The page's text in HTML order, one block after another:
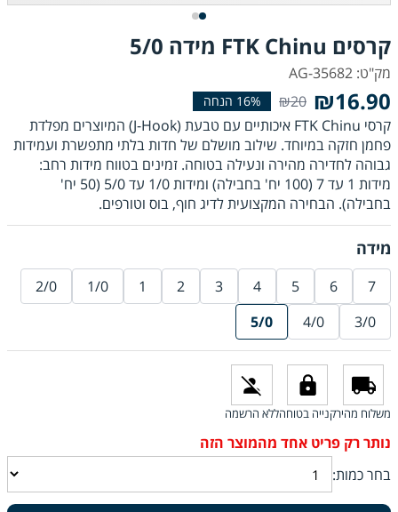
קרסים FTK Chinu מידה 5/0
מק"ט: AG-35682
₪16.90
₪20
קרסי FTK Chinu איכותיים עם טבעת (J-Hook) המיוצרים מפלדת
פחמן חזקה במיוחד. שילוב מושלם של חדות בלתי מתפשרת ועמידות
גבוהה לחדירה מהירה ונעילה בטוחה. זמינים בטווח מידות רחב:
מידות 1 עד 7 (100 יח' בחבילה) ומידות 1/0 עד 5/0 (50 יח'
בחבילה). הבחירה המקצועית לדיג חוף, בוס וטורפים.
מידה
7
6
5
4
3
2
1
1/0
2/0
3/0
4/0
5/0
משלוח מהירקנייה בטוחהללא הרשמה
בחר כמות: